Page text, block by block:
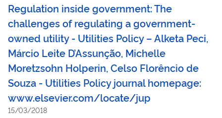
Regulation inside government: The
challenges of regulating a government-
owned utility - Utilities Policy – Alketa Peci,
Márcio Leite D’Assunção, Michelle
Moretzsohn Holperin, Celso Florêncio de
Souza - Utilities Policy journal homepage:
www.elsevier.com/locate/jup
15/03/2018